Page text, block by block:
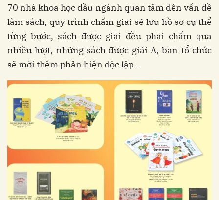
70 nhà khoa học đầu ngành quan tâm đến vấn đề
làm sách, quy trình chấm giải sẽ lưu hồ sơ cụ thể
từng bước, sách được giải đều phải chấm qua
nhiều lượt, những sách được giải A, ban tổ chức
sẽ mời thêm phản biện độc lập…